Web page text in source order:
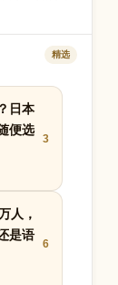
精选
日本
便选
3
人，
是语
6